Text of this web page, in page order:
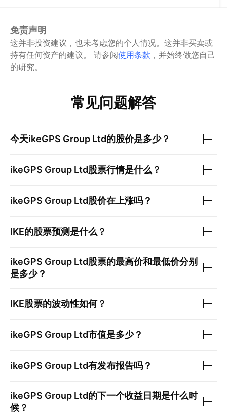
免责声明
这并非投资建议，也未考虑您的个人情况。这并非买卖或
持有任何资产的建议。
请参阅使用条款 ，并始终做您自己
的研究。
常见问题解答
今天ikeGPS Group Ltd的股价是多少？
ikeGPS Group Ltd股票行情是什么？
ikeGPS Group Ltd股价在上涨吗？
IKE的股票预测是什么？
ikeGPS Group Ltd股票的最高价和最低价分别
是多少？
IKE股票的波动性如何？
ikeGPS Group Ltd市值是多少？
ikeGPS Group Ltd有发布报告吗？
ikeGPS Group Ltd的下一个收益日期是什么时
候？